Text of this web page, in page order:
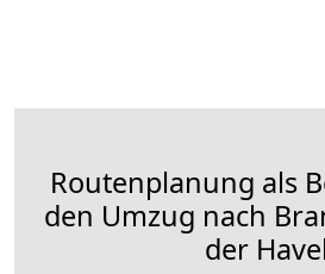
Routenplanung als
den Umzug nach
der Havel